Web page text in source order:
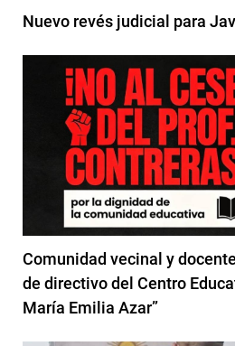
Nuevo revés judicial para
Comunidad vecinal y
de directivo del Centro
María Emilia Azar”